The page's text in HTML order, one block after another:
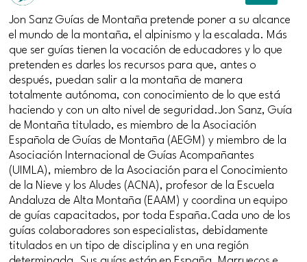
Jon Sanz Guías de Montaña pretende poner a su alcance
el mundo de la montaña, el alpinismo y la escalada. Más
que ser guías tienen la vocación de educadores y lo que
pretenden es darles los recursos para que, antes o
después, puedan salir a la montaña de manera
totalmente autónoma, con conocimiento de lo que está
haciendo y con un alto nivel de seguridad.Jon Sanz, Guía
de Montaña titulado, es miembro de la Asociación
Española de Guías de Montaña (AEGM) y miembro de la
Asociación Internacional de Guías Acompañantes
(UIMLA), miembro de la Asociación para el Conocimiento
de la Nieve y los Aludes (ACNA), profesor de la Escuela
Andaluza de Alta Montaña (EAAM) y coordina un equipo
de guías capacitados, por toda España.Cada uno de los
guías colaboradores son especialistas, debidamente
titulados en un tipo de disciplina y en una región